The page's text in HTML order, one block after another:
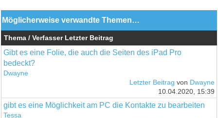
Möglicherweise verwandte Themen…
Thema / Verfasser Letzter Beitrag
Gibt es eine Folie, die auch die Seiten des iPad Pro
bedeckt?
Dwayne
Letzter Beitrag von Dwayne
10.04.2020, 15:39
gibt es eine Möglichkeit am PC die Kontakte zu bearbeiten
Tessa